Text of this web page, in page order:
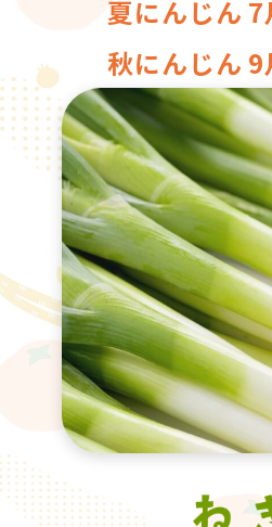
夏にんじん 7
秋にんじん